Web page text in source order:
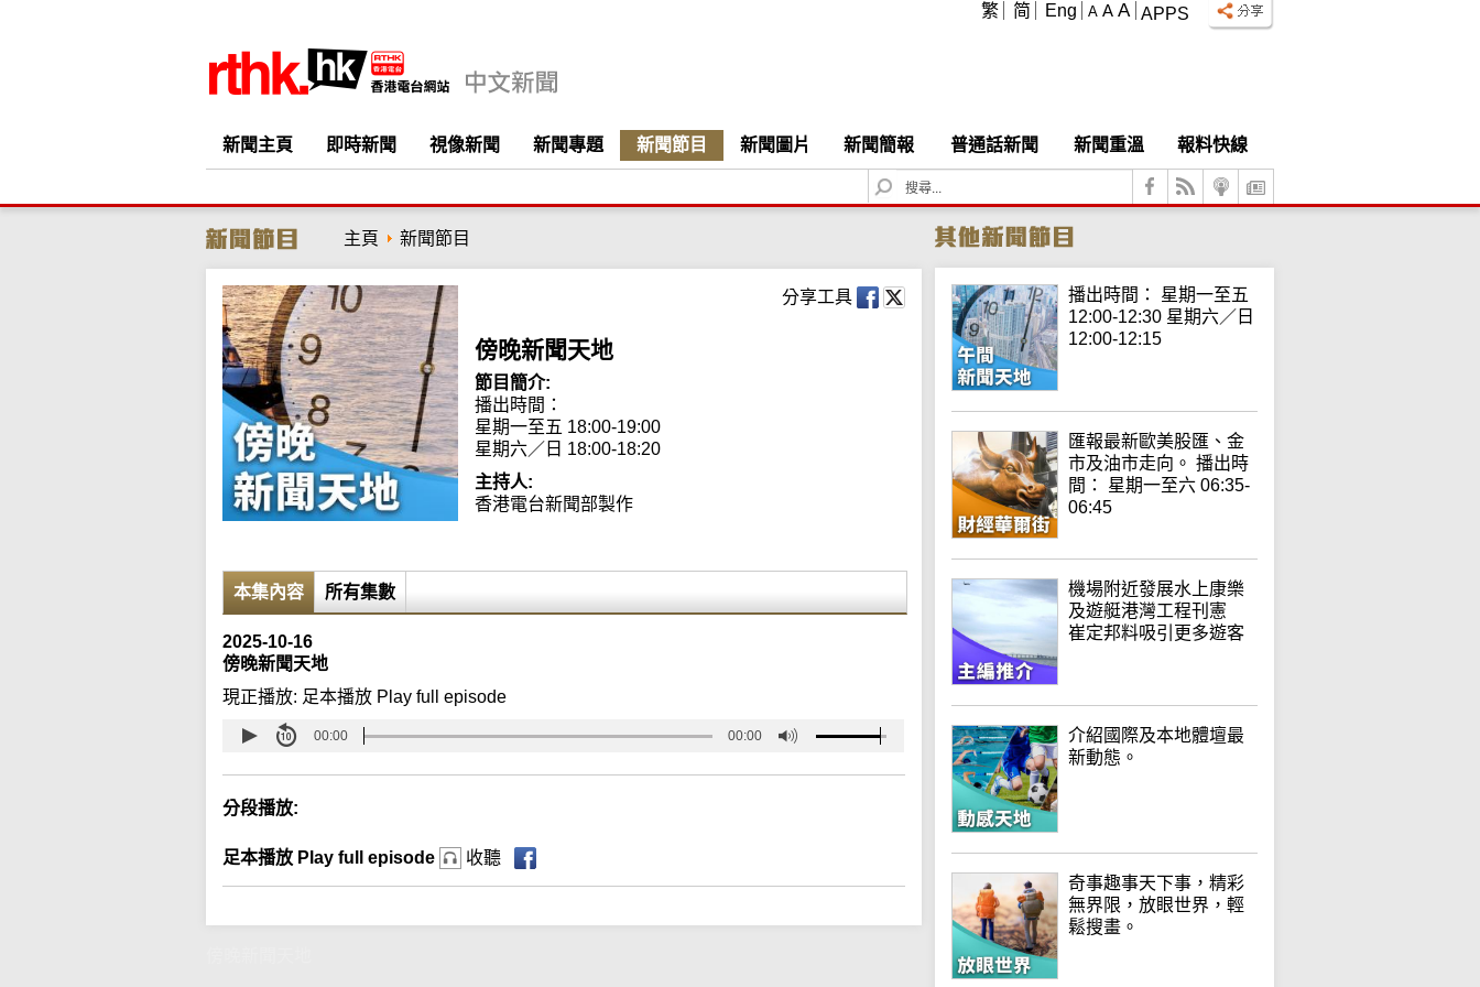
APPS
A A A
繁 简 Eng
新聞主頁 即時新聞 視像新聞 新聞專題 新聞節目 新聞圖片 新聞簡報 普通話新聞 新聞重溫
報料快線
S
e
c
h
主頁 新聞節目
分享工具
傍晚新聞天地
節目簡介:
播出時間：
星期一至五 18:00-19:00
星期六／日 18:00-18:20
主持人:
香港電台新聞部製作
本集內容 所有集數
2025-10-16
傍晚新聞天地
現正播放: 足本播放 Play full episode
00:00 00:00
分段播放:
足本播放 Play full episode 收聽
播出時間： 星期一至五
12:00-12:30 星期六／日
12:00-12:15
匯報最新歐美股匯、金
市及油市走向。 播出時
間： 星期一至六 06:35-
06:45
機場附近發展水上康樂
及遊艇港灣工程刊憲
崔定邦料吸引更多遊客
介紹國際及本地體壇最
新動態。
奇事趣事天下事，精彩
無界限，放眼世界，輕
鬆搜畫。